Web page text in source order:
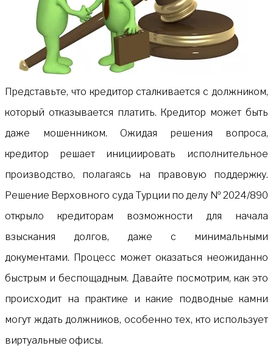
Представьте, что кредитор сталкивается с должником,
который отказывается платить. Кредитор может быть
даже мошенником. Ожидая решения вопроса,
кредитор решает инициировать исполнительное
производство, полагаясь на правовую поддержку.
Решение Верховного суда Турции по делу № 2024/890
открыло кредиторам возможности для начала
взыскания долгов, даже с минимальными
документами. Процесс может оказаться неожиданно
быстрым и беспощадным. Давайте посмотрим, как это
происходит на практике и какие подводные камни
могут ждать должников, особенно тех, кто использует
виртуальные офисы.